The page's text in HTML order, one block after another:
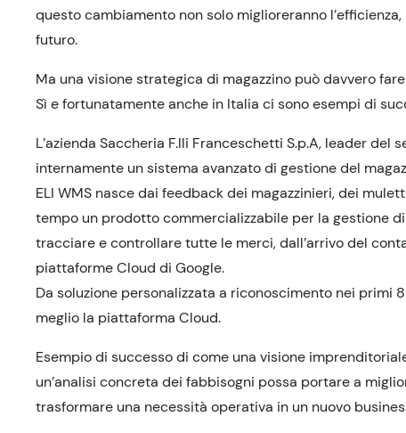
questo cambiamento non solo miglioreranno
futuro.
Ma una visione strategica di magazzino può davvero
Sì e fortunatamente anche in Italia ci sono esempi di
L’azienda Saccheria F.lli Franceschetti S.p.A, leader
internamente un sistema avanzato di gestione del
ELI WMS nasce dai feedback dei magazzinieri, dei
tempo un prodotto commercializzabile per la gestione
tracciare e controllare tutte le merci, dall’arrivo del
piattaforme Cloud di Google.
Da soluzione personalizzata a riconoscimento nei primi
meglio la piattaforma Cloud.
Esempio di successo di come una visione
un’analisi concreta dei fabbisogni possa portare a
trasformare una necessità operativa in un nuovo